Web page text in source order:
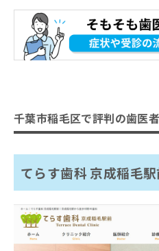
歯医者の基礎知識
歯医者とは？何をする
歯医者を受診する目安
歯医者はどう選べば
おすすめのクリニック
歯医者で治療可能な
2．インプラント
3．ホワイトニング
4．歯周病治療
5．親知らずの抜歯
歯医者でのクリーニ
ト3つ
歯石・歯垢の除去
口臭・着色の予防
歯周病・むし歯の予防
歯医者の定期健診に
項目と頻度
千葉市稲毛区で評判の歯医
てらす歯科 京成稲毛駅
他
お
問
せ
は
こ
ち